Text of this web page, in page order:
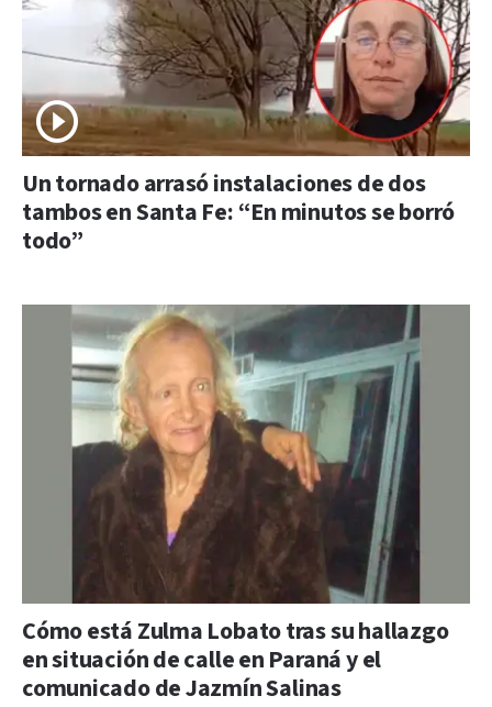
Un tornado arrasó instalaciones de dos
tambos en Santa Fe: “En minutos se borró
todo”
Cómo está Zulma Lobato tras su hallazgo
en situación de calle en Paraná y el
comunicado de Jazmín Salinas